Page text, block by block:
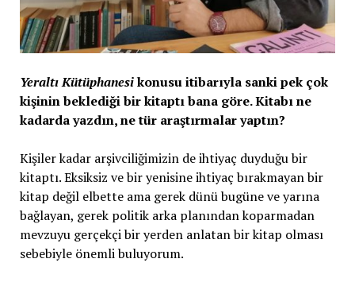
Yeraltı Kütüphanesikonusu itibarıyla sanki pek çok
kişinin beklediği bir kitaptı bana göre. Kitabı ne
kadarda yazdın, ne tür araştırmalar yaptın?
Kişiler kadar arşivciliğimizin de ihtiyaç duyduğu bir
kitaptı. Eksiksiz ve bir yenisine ihtiyaç bırakmayan bir
kitap değil elbette ama gerek dünü bugüne ve yarına
bağlayan, gerek politik arka planından koparmadan
mevzuyu gerçekçi bir yerden anlatan bir kitap olması
sebebiyle önemli buluyorum.